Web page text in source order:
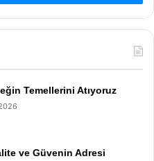
Temellerini Atıyoruz
ve Güvenin Adresi